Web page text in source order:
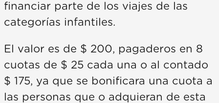
financiar parte de los viajes de las
categorías infantiles.
El valor es de $ 200, pagaderos en 8
cuotas de $ 25 cada una o al contado
$ 175, ya que se bonificara una cuota a
las personas que o adquieran de esta